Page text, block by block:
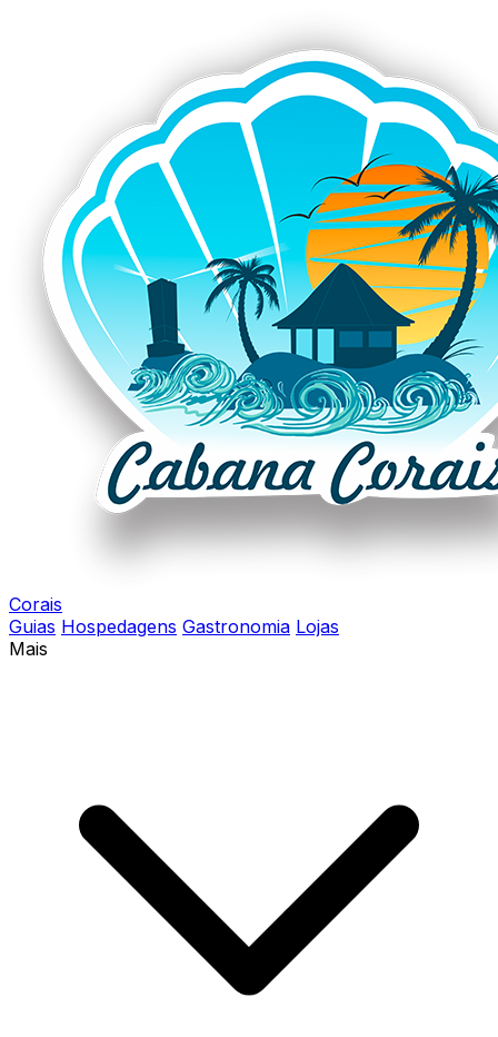
Corais
Guias Hospedagens Gastronomia Lojas
Mais